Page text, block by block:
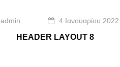
admin 4 Ιανουαρίου 2022
HEADER LAYOUT 8